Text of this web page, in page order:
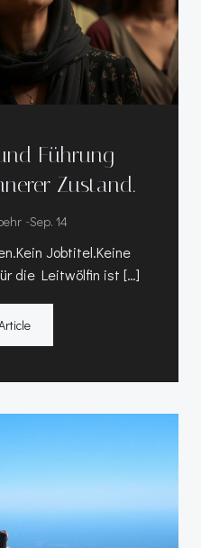
Führung –
Zustand.
-Sep. 14
Jobtitel.Keine
die Leitwölfin ist […]